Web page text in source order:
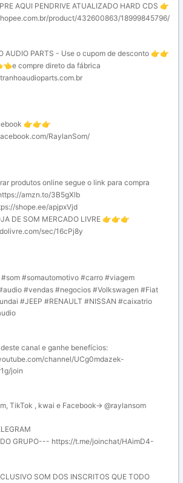
AQUI PENDRIVE ATUALIZADO HARD CDS 👉
product/432600863/18999845796/
AUDIO PARTS - Use o cupom de desconto 👉👉
👈e compre direto da fábrica
👉👉👉
RaylanSom/
produtos online segue o link para compra
amzn.to/3B5gXlb
shope.ee/apjpxVjd
DE SOM MERCADO LIVRE 👉👉👉
sec/16cPj8y
#som #somautomotivo #carro #viagem
#vendas #negocios #Volkswagen #Fiat
#JEEP #RENAULT #NISSAN #caixatrio
canal e ganhe benefícios:
channel/UCg0mdazek-
join
TikTok , kwai e Facebook→ @raylansom
GRUPO--- https://t.me/joinchat/HAimD4-
SOM DOS INSCRITOS QUE TODO